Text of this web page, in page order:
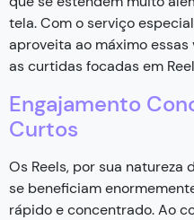
tela. Com o serviço
aproveita ao máximo
as curtidas focadas em
Engajamento
Curtos
Os Reels, por sua
se beneficiam
rápido e concentrado. Ao